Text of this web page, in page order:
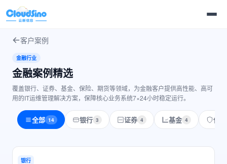
客户案例
金融行业
金融案例精选
覆盖银行、证券、基金、保险、期货等领域，为金融客户提供高性能、高可
用的IT运维管理解决方案，保障核心业务系统7×24小时稳定运行。
全部 14 银行 3 证券 4 基金 4 保险
银行